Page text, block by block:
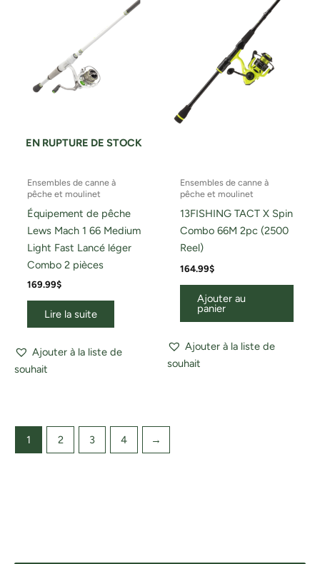
EN RUPTURE DE STOCK
Ensembles de canne à
pêche et moulinet
Équipement de pêche
Lews Mach 1 66 Medium
Light Fast Lancé léger
Combo 2 pièces
169.99$
Lire la suite
Ajouter à la liste de
souhait
Ensembles de canne à
pêche et moulinet
13FISHING TACT X Spin
Combo 66M 2pc (2500
Reel)
164.99$
Ajouter au
panier
Ajouter à la liste de
souhait
1 2 3 4 →